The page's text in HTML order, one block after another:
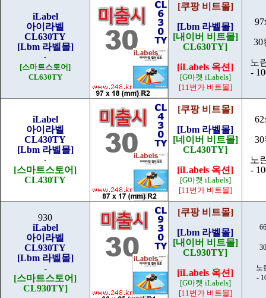
iLabel
아이라벨
CL630TY
[Lbm 라벨몰]
-
[스마트스토어]
CL630TY
[쿠팡 비트몰]
[Lbm 라벨몰]
[내이버 비트몰]
CL630TY]
[iLabels 옥션]
[G마켓 iLabels]
[11번가 비트몰]
30
노
-
iLabel
아이라벨
CL430TY
[Lbm 라벨몰]
-
[스마트스토어]
CL430TY
[쿠팡 비트몰]
[Lbm 라벨몰]
[네이버 비트몰]
CL430TY]
[iLabels 옥션]
[G마켓 iLabels]
[11번가 비트몰]
노
-
930
iLabel
아이라벨
CL930TY
[Lbm 라벨몰]
-
[스마트스토어]
CL930TY]
[쿠팡 비트몰]
[Lbm 라벨몰]
[내이버 비트몰]
CL930TY]
[iLabels 옥션]
[G마켓 iLabels]
[11번가 비트몰]
노
-